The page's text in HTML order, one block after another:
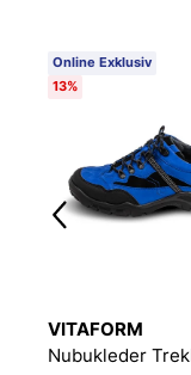
Online Exklusiv
13%
VITAFORM
Nubukleder